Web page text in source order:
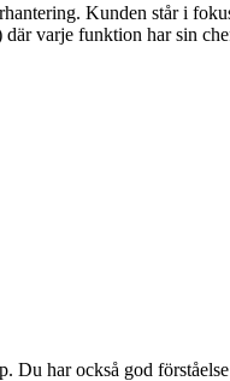
Kunden står i
varje funktion har sin
har också god